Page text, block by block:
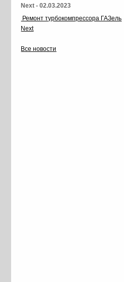
Next - 02.03.2023
Ремонт турбокомпрессора ГАЗель
Next
Все новости